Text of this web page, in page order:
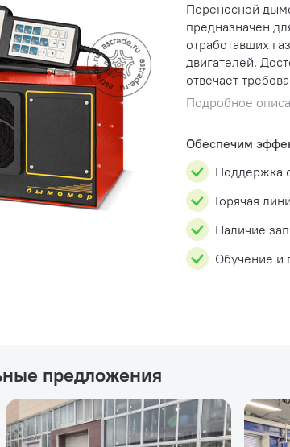
Переносной
предназначен
отработавших
двигателей. Достоинства: Дымомер полностью
отвечает
2003; Связь с персональным компьютером по
RS-232;
Подробное
Обеспечим
Поддержка
Горячая
Наличие
Обучение и
предложения